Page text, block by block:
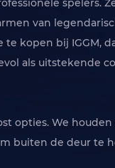
van
te kopen bij
als uitstekende
opties. We
buiten de deur te